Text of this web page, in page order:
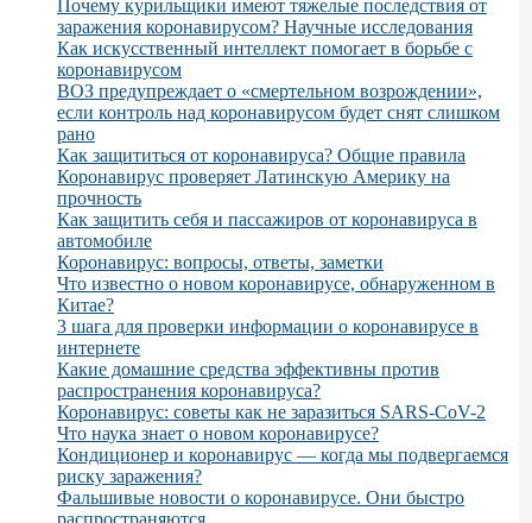
Почему курильщики имеют тяжелые последствия от
заражения коронавирусом? Научные исследования
Как искусственный интеллект помогает в борьбе с
коронавирусом
ВОЗ предупреждает о «смертельном возрождении»,
если контроль над коронавирусом будет снят слишком
рано
Как защититься от коронавируса? Общие правила
Коронавирус проверяет Латинскую Америку на
прочность
Как защитить себя и пассажиров от коронавируса в
автомобиле
Коронавирус: вопросы, ответы, заметки
Что известно о новом коронавирусе, обнаруженном в
Китае?
3 шага для проверки информации о коронавирусе в
интернете
Какие домашние средства эффективны против
распространения коронавируса?
Коронавирус: советы как не заразиться SARS-CoV-2
Что наука знает о новом коронавирусе?
Кондиционер и коронавирус — когда мы подвергаемся
риску заражения?
Фальшивые новости о коронавирусе. Они быстро